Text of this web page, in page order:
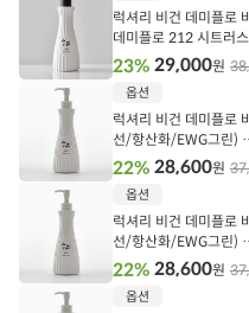
담
럭셔리 비건 데미플로
데미플로 212 시트러
더우드 + 싱그러운 시트
23% 29,000원
담
옵션
럭셔리 비건 데미플로
선/항산화/EWG그린)
데미플로 081 플레라
듯 생기넘치는 화이트
22% 28,600원
담
옵션
럭셔리 비건 데미플로
선/항산화/EWG그린)
데미플로 190 발 블랑
로럴 향)
22% 28,600원
옵션